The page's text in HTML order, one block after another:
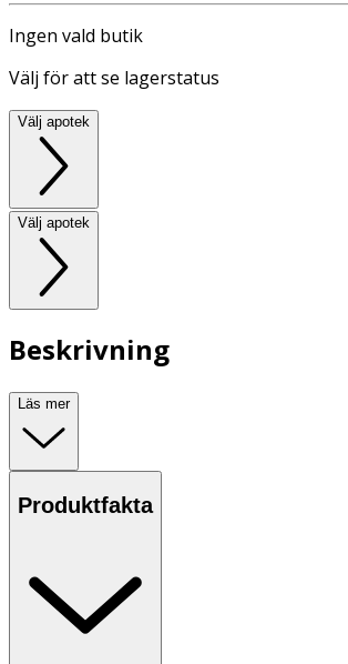
Ingen vald butik
Välj för att se lagerstatus
Välj apotek
Välj apotek
Beskrivning
Läs mer
Produktfakta